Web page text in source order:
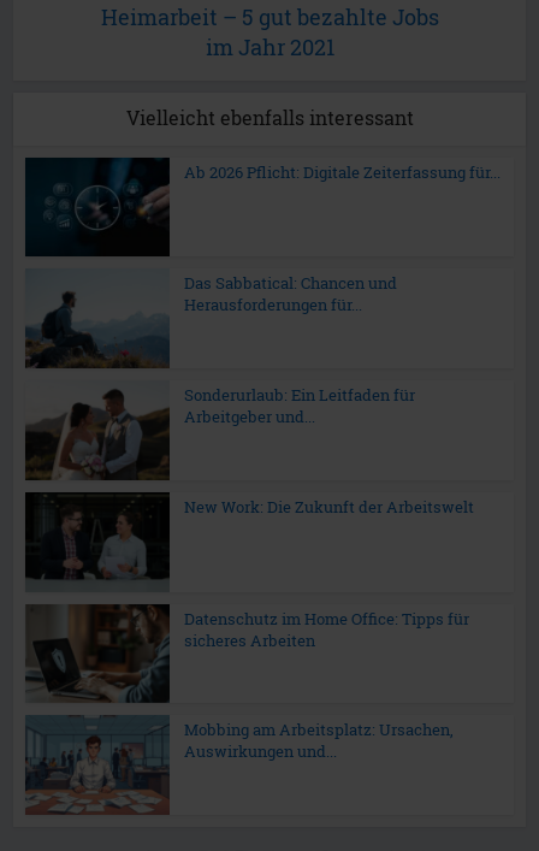
Heimarbeit – 5 gut bezahlte Jobs
im Jahr 2021
Vielleicht ebenfalls interessant
Ab 2026 Pflicht: Digitale Zeiterfassung für...
Das Sabbatical: Chancen und
Herausforderungen für...
Sonderurlaub: Ein Leitfaden für
Arbeitgeber und...
New Work: Die Zukunft der Arbeitswelt
Datenschutz im Home Office: Tipps für
sicheres Arbeiten
Mobbing am Arbeitsplatz: Ursachen,
Auswirkungen und...